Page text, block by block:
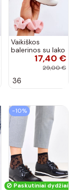
Vaikiškos
balerinos su lako
efektu ir
kaspinais baltos
17,40 €
29,00 €
36
−10%
Paskutiniai dydžiai!